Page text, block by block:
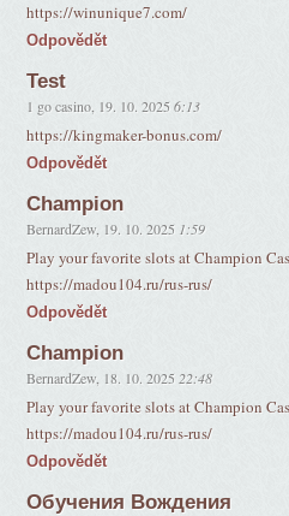
https://winunique7.com/
Odpovědět
Test
1 go casino 19. 10. 2025 6:13
https://kingmaker-bonus.com/
Odpovědět
Champion
BernardZew, 19. 10. 2025 1:59
Play your favorite slots at Champion
https://madou104.ru/rus-rus/
Odpovědět
Champion
BernardZew 18. 10. 2025 22:48
Play your favorite slots at Champion
https://madou104.ru/rus-rus/
Odpovědět
Обучения Вождения